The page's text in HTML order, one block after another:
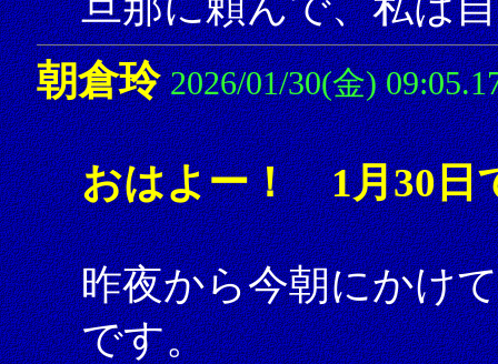
朝倉玲 2026/01/30(金)
おはよー！ 1月30日
昨夜から今朝にかけ
です。